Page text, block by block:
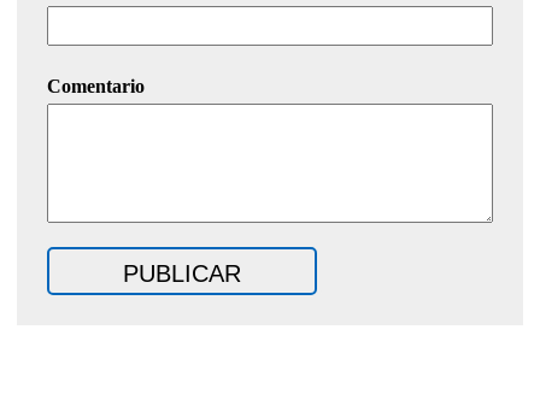
Comentario